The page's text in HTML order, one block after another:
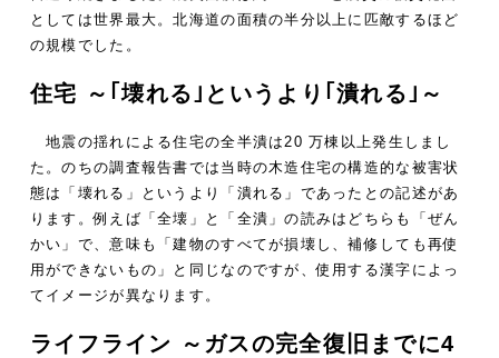
としては世界最大。北海道の面積の半分以上に匹敵するほど
の規模でした。
住宅 ～｢壊れる｣というより｢潰れる｣～
地震の揺れによる住宅の全半潰は20 万棟以上発生しまし
た。のちの調査報告書では当時の木造住宅の構造的な被害状
態は「壊れる」というより「潰れる」であったとの記述があ
ります。例えば「全壊」と「全潰」の読みはどちらも「ぜん
かい」で、意味も「建物のすべてが損壊し、補修しても再使
用ができないもの」と同じなのですが、使用する漢字によっ
てイメージが異なります。
ライフライン ～ガスの完全復旧までに4